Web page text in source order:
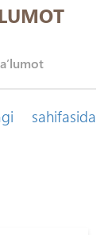
sahifasida